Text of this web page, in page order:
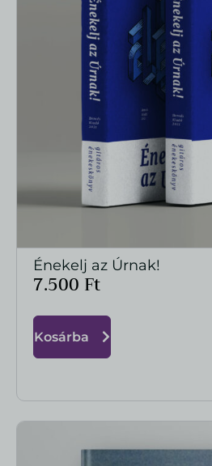
MEGTEKINTÉS
Énekelj az Úrnak!
7.500 Ft
Kosárba